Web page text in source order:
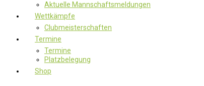
Aktuelle Mannschaftsmeldungen
Wettkämpfe
Clubmeisterschaften
Termine
Termine
Platzbelegung
Shop